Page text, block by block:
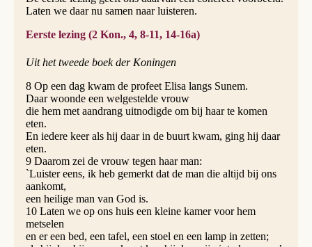
Laten we daar nu samen naar luisteren.
Eerste lezing (2 Kon., 4, 8-11, 14-16a)
Uit het tweede boek der Koningen
8 Op een dag kwam de profeet Elisa langs Sunem.
Daar woonde een welgestelde vrouw
die hem met aandrang uitnodigde om bij haar te komen
eten.
En iedere keer als hij daar in de buurt kwam, ging hij daar
eten.
9 Daarom zei de vrouw tegen haar man:
`Luister eens, ik heb gemerkt dat de man die altijd bij ons
aankomt,
een heilige man van God is.
10 Laten we op ons huis een kleine kamer voor hem
metselen
en er een bed, een tafel, een stoel en een lamp in zetten;